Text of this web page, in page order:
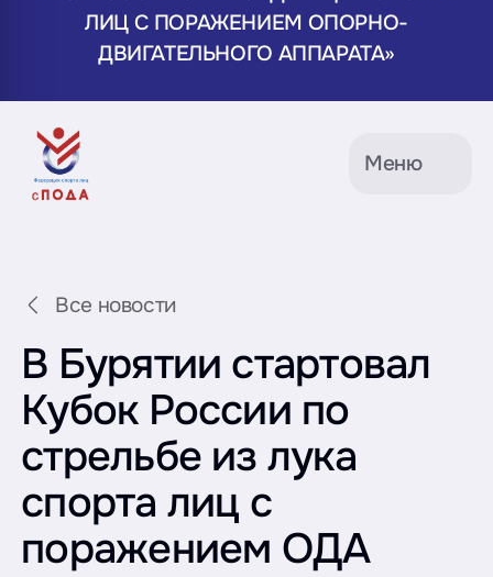
ЛИЦ С ПОРАЖЕНИЕМ ОПОРНО-
ДВИГАТЕЛЬНОГО АППАРАТА»
Меню
Все новости
В Бурятии стартовал
Кубок России по
стрельбе из лука
спорта лиц с
поражением ОДА